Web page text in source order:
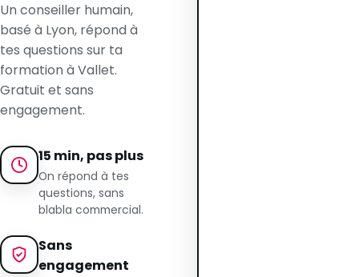
Un conseiller humain,
basé à Lyon, répond à
tes questions sur ta
formation à Vallet.
Gratuit et sans
engagement.
15 min, pas plus
On répond à tes
questions, sans
blabla commercial.
Sans
engagement